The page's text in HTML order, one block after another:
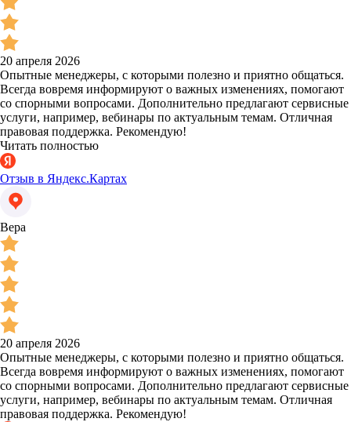
20 апреля 2026
Опытные менеджеры, с которыми полезно и приятно общаться.
Всегда вовремя информируют о важных изменениях, помогают
со спорными вопросами. Дополнительно предлагают сервисные
услуги, например, вебинары по актуальным темам. Отличная
правовая поддержка. Рекомендую!
Читать полностью
Отзыв в Яндекс.Картах
Вера
20 апреля 2026
Опытные менеджеры, с которыми полезно и приятно общаться.
Всегда вовремя информируют о важных изменениях, помогают
со спорными вопросами. Дополнительно предлагают сервисные
услуги, например, вебинары по актуальным темам. Отличная
правовая поддержка. Рекомендую!